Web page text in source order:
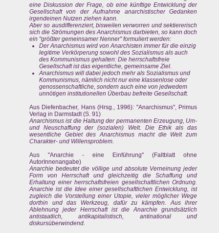
eine Diskussion der Frage, ob eine künftige Entwicklung der
Gesellschaft von der Aufnahme anarchistischer Gedanken
irgendeinen Nutzen ziehen kann.
Aber so ausdifferenziert, bisweilen verworren und sektiererisch
sich die Strömungen des Anarchismus darbieten, so kann doch
ein "größter gemeinsamer Nenner" formuliert werden:
Der Anarchismus wird von Anarchisten immer für die einzig
legitime Verkörperung sowohl des Sozialismus als auch
des Kommunismus gehalten: Die herrschaftsfreie
Gesellschaft ist das eigentliche, gemeinsame Ziel.
Anarchismus will dabei jedoch mehr als Sozialismus und
Kommunismus, nämlich nicht nur eine klassenlose oder
genossenschaftliche, sondern auch eine von jedwedem
unnötigen institutionellen Überbau befreite Gesellschaft.
Aus Diefenbacher, Hans (Hrsg., 1996): "Anarchismus", Primus
Verlag in Darmstadt (S. 91)
Anarchismus ist die Haltung der permanenten Erzeugung, Um-
und Neuschaffung der (sozialen) Welt. Die Ethik als das
wesentliche Gebiet des Anarchismus macht die Welt zum
Charakter- und Willensproblem.
Aus "Anarchie - eine Einführung" (Faltblatt ohne
AutorInnenangabe)
Anarchie bedeutet die völlige und absolute Verneinung jeder
Form von Herrschaft und gleichzeitig die Schaffung und
Erhaltung einer herrschaftsfreien gesellschaftlichen Ordnung.
Anarchie ist die Idee einer gesellschaftlichen Entwicklung, ist
zugleich die Vorstellung einer Utopie, vieler möglicher Wege
dorthin und das Werkzeug, dafür zu kämpfen. Aus ihrer
Ablehnung jeder Herrschaft ist die Anarchie grundsätzlich
antistaatlich, antikapitalistisch, antinational und
diskursüberwindend.